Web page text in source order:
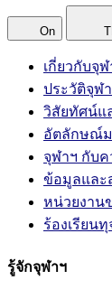
On
เกี่ยวกับจุฬ
ประวัติจุฬ
วิสัยทัศน์แ
อัตลักษณ์
จุฬาฯ กับค
ข้อมูลและ
หน่วยงาน
ร้องเรียน
รู้จักจุฬาฯ